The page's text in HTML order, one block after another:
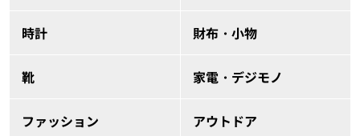
時計 財布・小物
靴 家電・デジモノ
ファッション アウトドア